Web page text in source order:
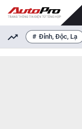
Đỉnh, Độc, Lạ